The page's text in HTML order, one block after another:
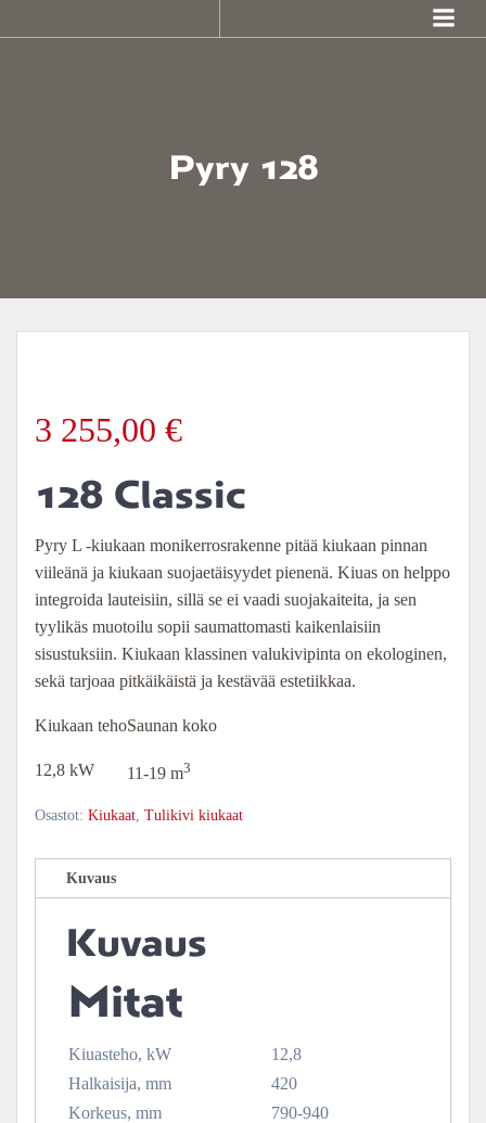
to
Pyry 128
3 255,00 €
128 Classic
Pyry L -kiukaan monikerrosrakenne pitää kiukaan pinnan
viileänä ja kiukaan suojaetäisyydet pienenä. Kiuas on helppo
integroida lauteisiin, sillä se ei vaadi suojakaiteita, ja sen
tyylikäs muotoilu sopii saumattomasti kaikenlaisiin
sisustuksiin. Kiukaan klassinen valukivipinta on ekologinen,
sekä tarjoaa pitkäikäistä ja kestävää estetiikkaa.
Kiukaan teho
12,8 kW
Saunan koko
11-19 m3
Osastot: Kiukaat, Tulikivi kiukaat
Kuvaus
Kuvaus
Mitat
Kiuasteho, kW
12,8
Halkaisija, mm
420
Korkeus, mm
790-940